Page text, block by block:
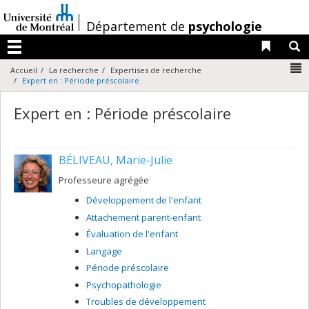
au
contenu
/Département de psychologie
Menu
Liens
Accueil La recherche
Expertises de recherche
Expert en : Période préscolaire
Expert en : Période préscolaire
BÉLIVEAU, Marie-Julie
Professeure agrégée
Développement de l'enfant
Attachement parent-enfant
Évaluation de l'enfant
Langage
Période préscolaire
Psychopathologie
Troubles de développement